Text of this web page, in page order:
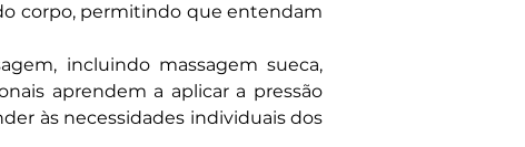
corpo, permitindo que entendam
incluindo massagem sueca,
aprendem a aplicar a pressão
às necessidades individuais dos